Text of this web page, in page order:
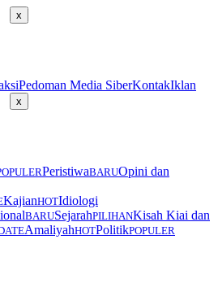
x
Pedoman Media SiberKontakIklan
x
PeristiwaBARUOpini dan
KajianHOTIdiologi
BARUSejarahPILIHANKisah Kiai dan
AmaliyahHOTPolitikPOPULER